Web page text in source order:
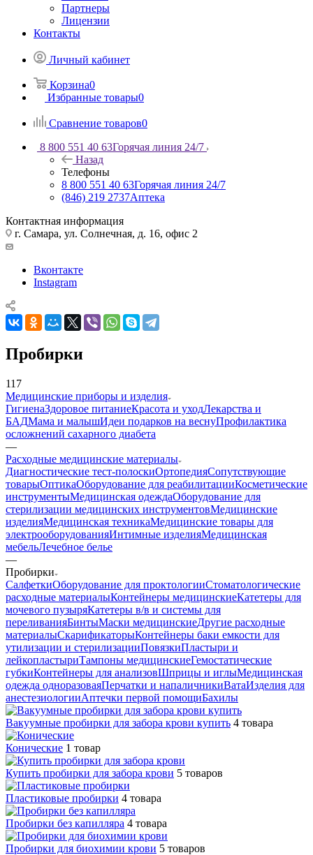
Партнеры
Лицензии
Контакты
Личный кабинет
Корзина0
Избранные товары0
Сравнение товаров0
8 800 551 40 63Горячая линия 24/7
Назад
Телефоны
8 800 551 40 63Горячая линия 24/7
(846) 219 2737Аптека
Контактная информация
г. Самара, ул. Солнечная, д. 16, офис 2
Вконтакте
Instagram
Пробирки
117
Медицинские приборы и изделия
ГигиенаЗдоровое питаниеКрасота и уходЛекарства и
БАДМама и малышИдеи подарков на веснуПрофилактика
осложнений сахарного диабета
—
Расходные медицинские материалы
Диагностические тест-полоскиОртопедияСопутствующие
товарыОптикаОборудование для реабилитацииКосметические
инструментыМедицинская одеждаОборудование для
стерилизации медицинских инструментовМедицинские
изделияМедицинская техникаМедицинские товары для
электрооборудованияИнтимные изделияМедицинская
мебельЛечебное белье
—
Пробирки
СалфеткиОборудование для проктологииСтоматологические
расходные материалыКонтейнеры медицинскиеКатетеры для
мочевого пузыряКатетеры в/в и системы для
переливанияБинтыМаски медицинскиеДругие расходные
материалыСкарификаторыКонтейнеры баки емкости для
утилизации и стерилизацииПовязкиПластыри и
лейкопластыриТампоны медицинскиеГемостатические
губкиКонтейнеры для анализовШприцы и иглыМедицинская
одежда одноразоваяПерчатки и напаличникиВатаИзделия для
анестезиологииАптечки первой помощиБахилы
Вакуумные пробирки для забора крови купить 4 товара
Конические 1 товар
Купить пробирки для забора крови 5 товаров
Пластиковые пробирки 4 товара
Пробирки без капилляра 4 товара
Пробирки для биохимии крови 5 товаров